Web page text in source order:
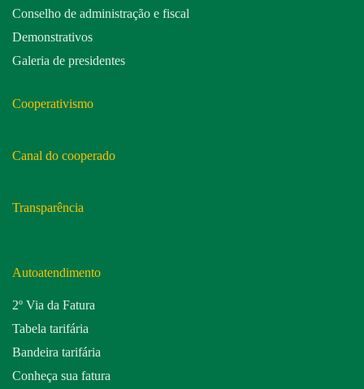
Conselho de administração e fiscal
Demonstrativos
Galeria de presidentes
Cooperativismo
Canal do cooperado
Transparência
Autoatendimento
2º Via da Fatura
Tabela tarifária
Bandeira tarifária
Conheça sua fatura